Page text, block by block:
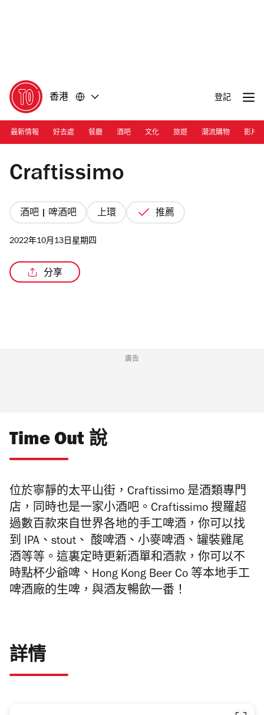
香港 登記
最新情報 好去處 餐廳 酒吧 文化 旅遊 潮流購物 影片
Photograph: TOHK
Craftissimo
酒吧 | 啤酒吧 上環 推薦
2022年10月13日星期四
分享
廣告
Time Out 說
位於寧靜的太平山街， Craftissimo 是酒類專門
店，同時也是一家小酒吧。Craftissimo 搜羅超
過數百款來自世界各地的手工啤酒，你可以找
到 IPA、stout、 酸啤酒、小麥啤酒、罐裝雞尾
酒等等。這裏定時更新酒單和酒款，你可以不
時點杯少爺啤、Hong Kong Beer Co 等本地手工
啤酒廠的生啤，與酒友暢飲一番！
詳情